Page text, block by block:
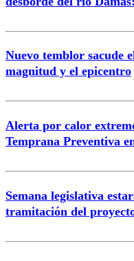
Nuevo temblor sacude
magnitud y el epicentro
Alerta por calor
Temprana Preventiva
Semana legislativa
tramitación del